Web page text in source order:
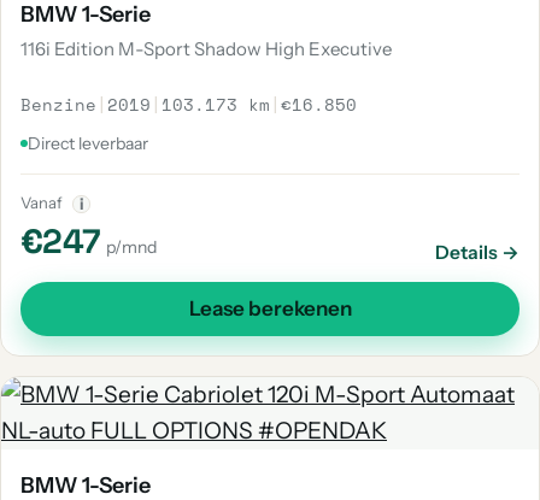
BMW 1-Serie
116i Edition M-Sport Shadow High Executive
Benzine | 2019 | 103.173 km |€16.850
Direct leverbaar
Vanaf i
€247 p/mnd Details →
Lease berekenen
BMW 1-Serie